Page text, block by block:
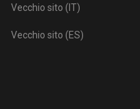
Vecchio sito (IT)
Vecchio sito (ES)